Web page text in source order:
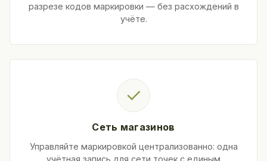
разрезе кодов маркировки — без расхождений в
учёте.
✓
Сеть магазинов
Управляйте маркировкой централизованно: одна
учётная запись для сети точек с единым